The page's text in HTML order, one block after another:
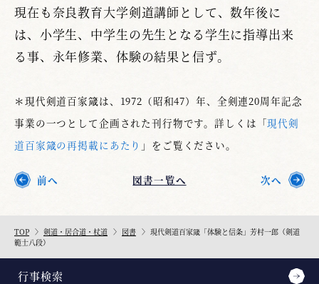
現在も奈良教育大学剣道講師として、数年後に
は、小学生、中学生の先生となる学生に指導出来
る事、永年修業、体験の結果と信ず。
＊現代剣道百家箴は、1972（昭和47）年、全剣連20周年記念
事業の一つとして企画された刊行物です。詳しくは「現代剣
道百家箴の再掲載にあたり 」をご覧ください。
前へ 図書一覧へ 次へ
TOP 剣道・居合道・杖道 図書
現代剣道百家箴「体験と信条」芳村一郎（剣道
範士八段）
行事検索